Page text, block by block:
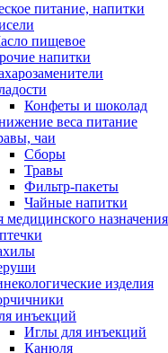
питание, напитки
пищевое
напитки
Конфеты и шоколад
веса питание
чаи
Сборы
Травы
Фильтр-пакеты
Чайные напитки
медицинского назначения
изделия
инъекций
Иглы для инъекций
Канюля